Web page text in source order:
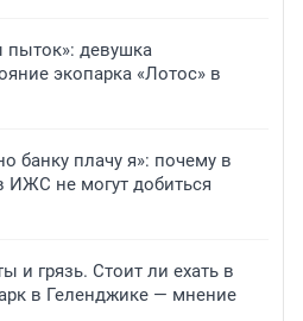
пыток»: девушка
экопарка «Лотос» в
банку плачу я»: почему в
ИЖС не могут добиться
и грязь. Стоит ли ехать в
в Геленджике — мнение